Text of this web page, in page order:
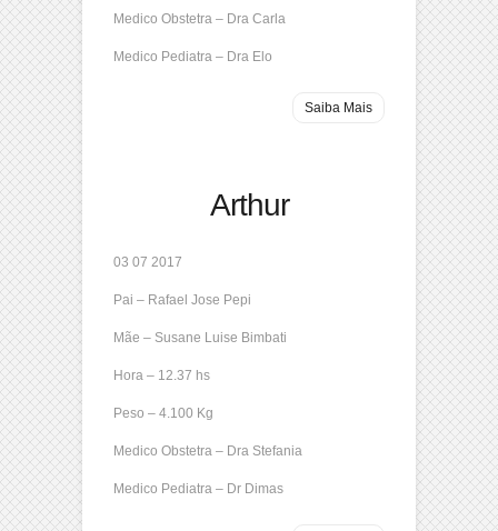
Medico Obstetra – Dra Carla
Medico Pediatra – Dra Elo
Saiba Mais
Arthur
03 07 2017
Pai – Rafael Jose Pepi
Mãe – Susane Luise Bimbati
Hora – 12.37 hs
Peso – 4.100 Kg
Medico Obstetra – Dra Stefania
Medico Pediatra – Dr Dimas